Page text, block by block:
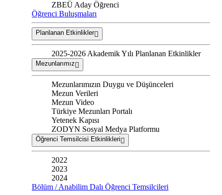
ZBEÜ Aday Öğrenci
Öğrenci Buluşmaları
Planlanan Etkinlikler
2025-2026 Akademik Yılı Planlanan Etkinlikler
Mezunlarımız
Mezunlarımızın Duygu ve Düşünceleri
Mezun Verileri
Mezun Video
Türkiye Mezunları Portalı
Yetenek Kapısı
ZODYN Sosyal Medya Platformu
Öğrenci Temsilcisi Etkinlikleri
2022
2023
2024
Bölüm / Anabilim Dalı Öğrenci Temsilcileri